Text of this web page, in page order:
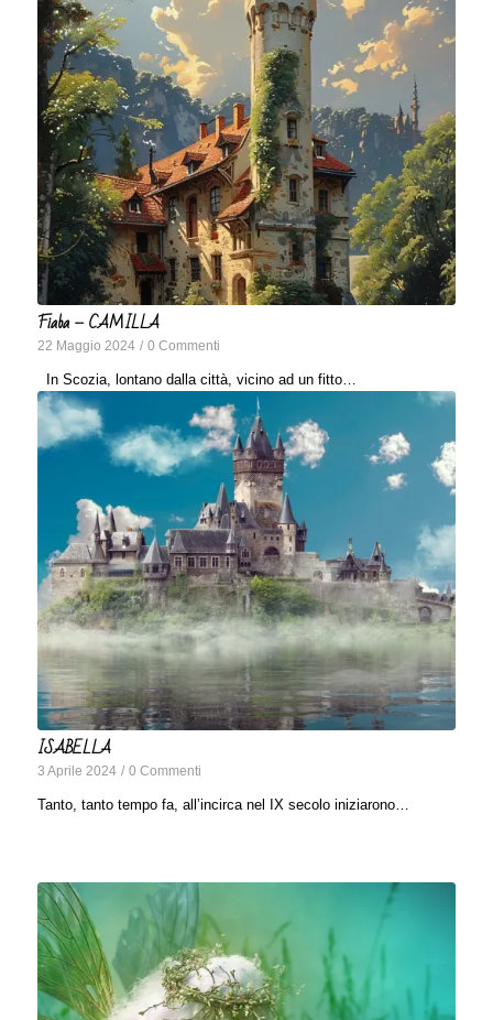
Fiaba – CAMILLA
22 Maggio 2024 / 0 Commenti
In Scozia, lontano dalla città, vicino ad un fitto…
ISABELLA
3 Aprile 2024 / 0 Commenti
Tanto, tanto tempo fa, all’incirca nel IX secolo iniziarono…